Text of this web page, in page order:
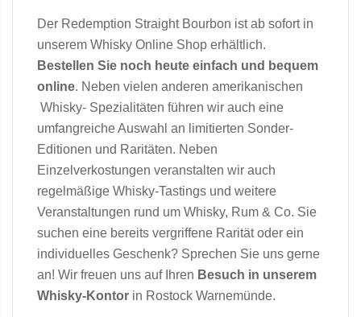
Der Redemption Straight Bourbon ist ab sofort in
unserem Whisky Online Shop erhältlich.
Bestellen Sie noch heute einfach und bequem
online. Neben vielen anderen amerikanischen
Whisky- Spezialitäten führen wir auch eine
umfangreiche Auswahl an limitierten Sonder-
Editionen und Raritäten. Neben
Einzelverkostungen veranstalten wir auch
regelmäßige Whisky-Tastings und weitere
Veranstaltungen rund um Whisky, Rum & Co. Sie
suchen eine bereits vergriffene Rarität oder ein
individuelles Geschenk? Sprechen Sie uns gerne
an! Wir freuen uns auf Ihren Besuch in unserem
Whisky-Kontor in Rostock Warnemünde.